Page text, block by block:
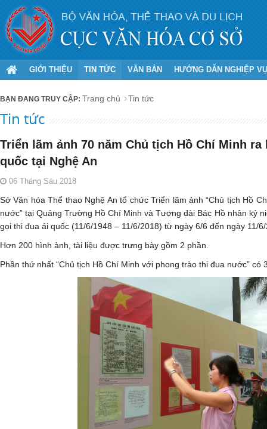
GIỚI THIỆU TIN TỨC VĂN BẢN HƯỚNG DẪN NGHIỆP VỤ
Trang chủ Tin tức
Tin tức
Triển lãm ảnh 70 năm Chủ tịch Hồ Chí Minh
quốc tại Nghệ An
06 Tháng Sáu 2018
Sở Văn hóa Thể thao Nghệ An tổ chức Triển lãm ảnh “Chủ tịch Hồ
nước” tại Quảng Trường Hồ Chí Minh và Tượng đài Bác Hồ nhân kỷ
gọi thi đua ái quốc (11/6/1948 – 11/6/2018) từ ngày 6/6 đến ngày 11/
Hơn 200 hình ảnh, tài liệu được trưng bày gồm 2 phần.
Phần thứ nhất “Chủ tịch Hồ Chí Minh với phong trào thi đua nước” có